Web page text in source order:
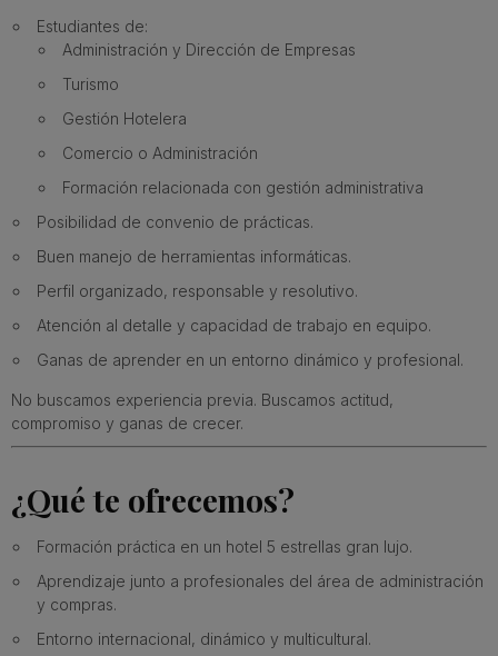
Estudiantes de:
Administración y Dirección de Empresas
Turismo
Gestión Hotelera
Comercio o Administración
Formación relacionada con gestión administrativa
Posibilidad de convenio de prácticas.
Buen manejo de herramientas informáticas.
Perfil organizado, responsable y resolutivo.
Atención al detalle y capacidad de trabajo en equipo.
Ganas de aprender en un entorno dinámico y profesional.
No buscamos experiencia previa. Buscamos actitud,
compromiso y ganas de crecer.
¿Qué te ofrecemos?
Formación práctica en un hotel 5 estrellas gran lujo.
Aprendizaje junto a profesionales del área de administración
y compras.
Entorno internacional, dinámico y multicultural.